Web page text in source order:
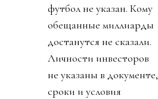
футбол не указан. Кому
обещанные миллиарды
достанутся не сказали.
Личности инвесторов
не указаны в документе,
сроки и условия